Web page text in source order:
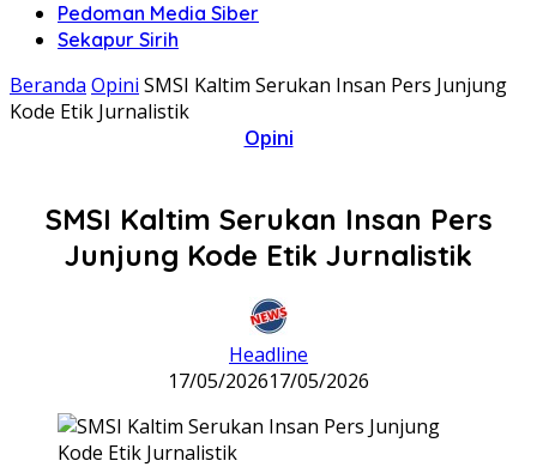
Pedoman Media Siber
Sekapur Sirih
Beranda Opini SMSI Kaltim Serukan Insan Pers Junjung
Kode Etik Jurnalistik
Opini
SMSI Kaltim Serukan Insan Pers
Junjung Kode Etik Jurnalistik
Headline
17/05/202617/05/2026